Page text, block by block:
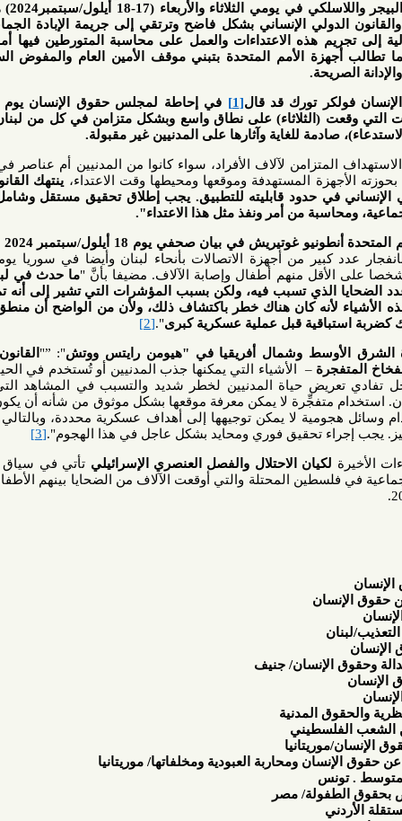
العنصري الإسرائيلي في أجهزة البيجر واللاسلكي في يومي الثلاثاء والأربعاء (17-18 أيلول/سبتمبر2024) هي تنتهك
الإنساني بشكل فاضح وترتقي إلى جريمة الإبادة الجماعية؛ وهي
هذه الاعتداءات والعمل على محاسبة المتورطين فيها أمام العدالة
الأمم المتحدة بتبني موقف الأمين العام والمفوض السامي في
تورك قد قال[1]
في إحاطة لمجلس حقوق الإنسان يوم 18 أيلول/
وقعت (الثلاثاء) على نطاق واسع وبشكل متزامن في كل من لبنان وسوريا،
للغاية وآثارها على المدنيين غير مقبولة.
لآلاف الأفراد، سواء كانوا من المدنيين أم عناصر في جماعات
المستهدفة وموقعها ومحيطها وقت الاعتداء،ينتهك القانون الدولي
في حدود قابليته للتطبيق. يجب إطلاق تحقيق مستقل وشامل وشفاف
من أمر ونفذ مثل هذا الاعتداء".
في بيان صحفي يوم 18 أيلول/سبتمبر 2024
عن القلق
كبير من أجهزة الاتصالات بأنحاء لبنان وأيضا في سوريا يومي الثلاثاء
ما حدث في لبنان خطير
تسبب فيه، ولكن بسبب المؤشرات التي تشير إلى أنه تم تفجيرها
لأنه كان هناك خطر باكتشاف ذلك، ولأن من الواضح أن منطق جعل كل
قبل عملية عسكرية كبرى".
[2]
وشمال أفريقيا في "هيومن رايتس ووتش": ”" القانون الإنساني
– الأشياء التي يمكنها جذب المدنيين أو تُستخدم في الحياة اليومية
حياة المدنيين لخطر شديد والتسبب في المشاهد التي ما تزال
متفجِّرة لا يمكن معرفة موقعها بشكل موثوق من شأنه أن يكون عشوائيا
لا يمكن توجيهها إلى أهداف عسكرية محددة، وبالتالي قد تصيب
تحقيق فوري ومحايد بشكل عاجل في هذا الهجوم".[3]
لكيان الاحتلال والفصل العنصري الإسرائيلي تأتي في سياق استمراره
المحتلة والتي أوقعت الآلاف من الضحايا بينهم الأطفال والنساء
الإنسان/ جنيف
المدنية
ومحاربة العبودية ومخلفاتها/ موريتانيا
مصر